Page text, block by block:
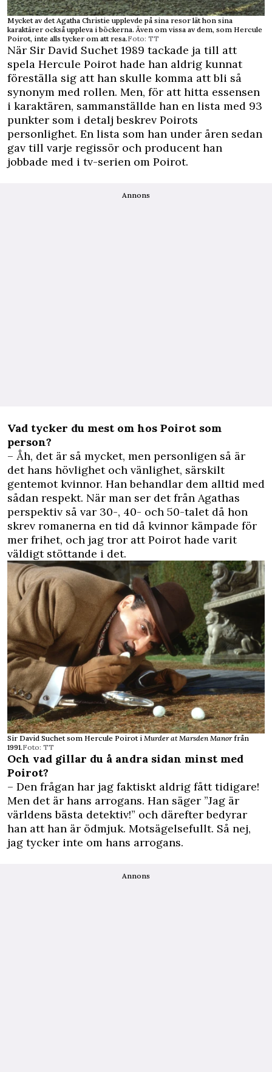
Mycket av det Agatha Christie upplevde på sina resor lät hon sina
karaktärer också uppleva i böckerna. Även om vissa av dem, som Hercule
Poirot, inte alls tycker om att resa.Foto: TT
När Sir David Suchet 1989 tackade ja till att
spela Hercule Poirot hade han aldrig kunnat
föreställa sig att han skulle komma att bli så
synonym med rollen. Men, för att hitta essensen
i karaktären, sammanställde han en lista med 93
punkter som i detalj beskrev Poirots
personlighet. En lista som han under åren sedan
gav till varje regissör och producent han
jobbade med i tv-serien om Poirot.
Annons
Vad tycker du mest om hos Poirot som
person?
– Åh, det är så mycket, men personligen så är
det hans hövlighet och vänlighet, särskilt
gentemot kvinnor. Han behandlar dem alltid med
sådan respekt. När man ser det från Agathas
perspektiv så var 30-, 40- och 50-talet då hon
skrev romanerna en tid då kvinnor kämpade för
mer frihet, och jag tror att Poirot hade varit
väldigt stöttande i det.
Sir David Suchet som Hercule Poirot i Murder at Marsden Manorfrån
1991.Foto: TT
Och vad gillar du å andra sidan minst med
Poirot?
– Den frågan har jag faktiskt aldrig fått tidigare!
Men det är hans arrogans. Han säger ”Jag är
världens bästa detektiv!” och därefter bedyrar
han att han är ödmjuk. Motsägelsefullt. Så nej,
jag tycker inte om hans arrogans.
Annons